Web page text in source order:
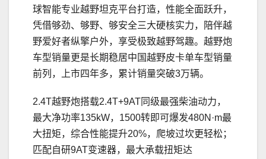
球智能专业越野坦克平台打造，性能全面跃升，
凭借够劲、够野、够安全三大硬核实力，陪伴越
野爱好者纵擎户外，享受极致越野驾趣。越野炮
车型销量更是长期稳居中国越野皮卡单车型销量
前列，上市四年多，累计销量突破3万辆。
2.4T越野炮搭载2.4T+9AT同级最强柴油动力，
最大净功率135kW，1500转即可爆发480N·m最
大扭矩，综合性能提升20%，爬坡过坎更轻松；
匹配自研9AT变速器，最大承载扭矩达